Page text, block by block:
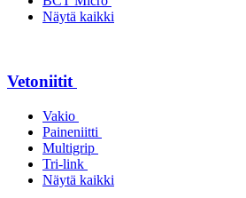
Näytä kaikki
Vetoniitit
Vakio
Paineniitti
Multigrip
Tri-link
Näytä kaikki